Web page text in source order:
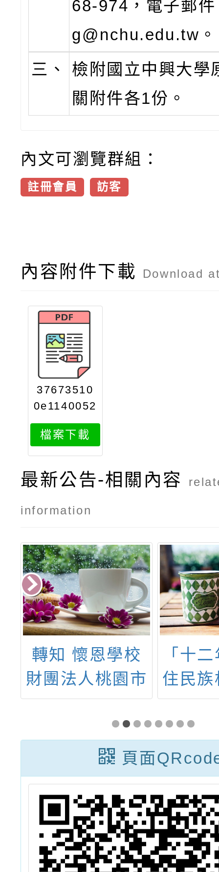
68-974，電子郵
g@nchu.edu.tw。
三、
檢附國立中興大學
關附件各1份。
內文可瀏覽群組：
註冊會員 訪客
內容附件下載 Download
37673510
0e1140052
818attach
2
檔案下載
最新公告-相關內容
information
轉知 懷恩學校
財團法人桃園市
路亞國際高級中
等學校「115學
年度IBMYP課程
暨國際教育宣導
講座」，敬邀師
生及家長踴躍參
加
「十
住民
內容
座」
活動
頁面